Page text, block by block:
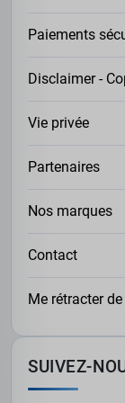
PRIVILÉGIEZ
USAGE
Pour un
ceinture
occasions
ADAPTEZ LA
votre style.
trouvera
ou un
Les besoins
Paiements
Disclaimer -
Vie privée
Partenaires
Nos marques
Contact
Me rétracter
SUIVEZ-